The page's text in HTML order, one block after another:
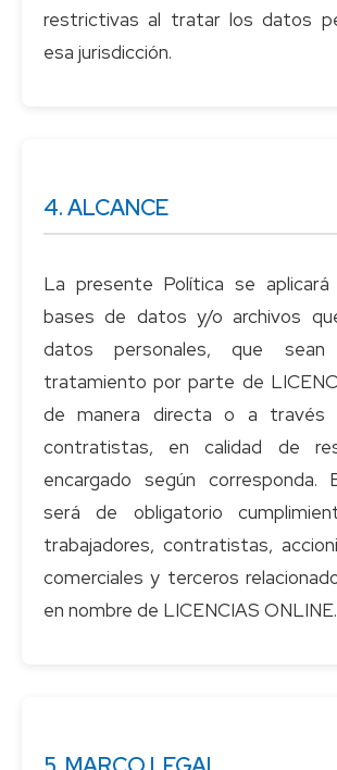
restrictivas al tratar los datos
4. ALCANCE
La presente Política se
bases de datos y/o archivos
datos personales, que
tratamiento por parte de
de manera directa o a través
contratistas, en calidad de
encargado según corresponda.
será de obligatorio
trabajadores, contratistas,
comerciales y terceros